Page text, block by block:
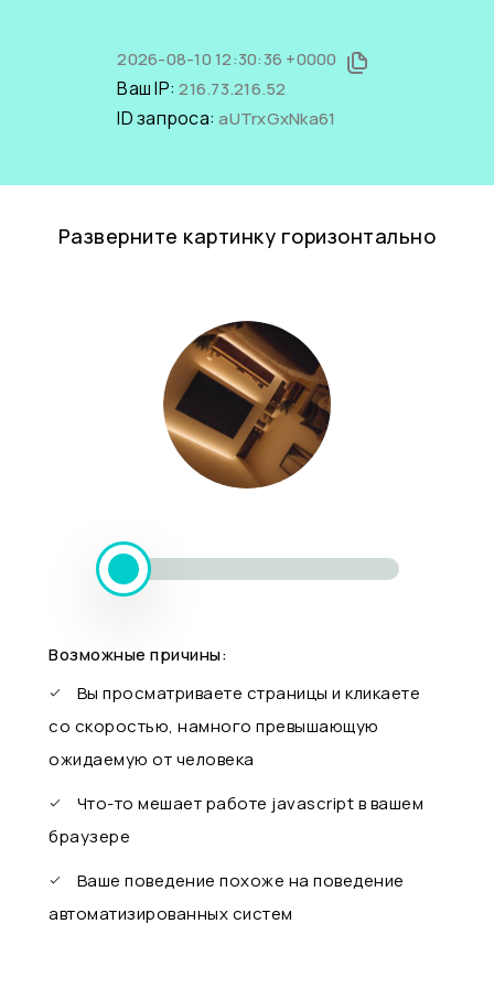
2026-08-10 12:30:36 +0000
Ваш IP:216.73.216.52
ID запроса:aUTrxGxNka61
Разверните картинку горизонтально
Возможные причины:
Вы просматриваете страницы и кликаете
со скоростью, намного превышающую
ожидаемую от человека
Что-то мешает работе javascript в вашем
браузере
Ваше поведение похоже на поведение
автоматизированных систем